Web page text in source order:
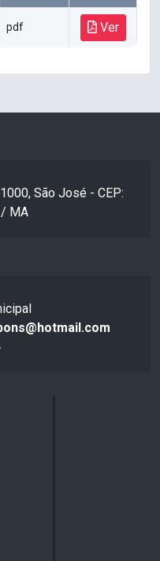
pdf Ver
São José - CEP:
MA